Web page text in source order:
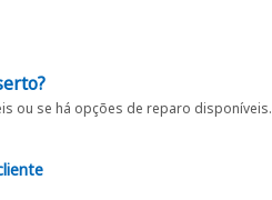
ou se há opções de reparo disponíveis.